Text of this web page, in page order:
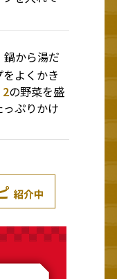
から湯だ
よくかき
2の野菜を盛
ぷりかけ